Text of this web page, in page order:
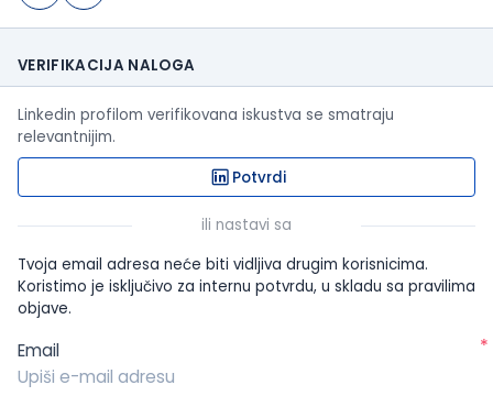
VERIFIKACIJA NALOGA
Linkedin profilom verifikovana iskustva se smatraju
relevantnijim.
Potvrdi
ili nastavi sa
Tvoja email adresa neće biti vidljiva drugim korisnicima.
Koristimo je isključivo za internu potvrdu, u skladu sa pravilima
objave.
Email *